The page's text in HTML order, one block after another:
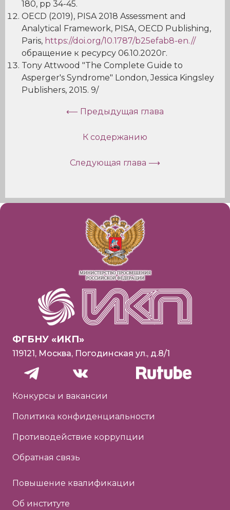
180, pp 34-45.
OECD (2019), PISA 2018 Assessment and
Analytical Framework, PISA, OECD Publishing,
Paris, https://doi.org/10.1787/b25efab8-en.//
обращение к ресурсу 06.10.2020г.
Tony Attwood "The Complete Guide to
Asperger's Syndrome" London, Jessica Kingsley
Publishers, 2015. 9/
⟵ Предыдущая глава
К содержанию
Следующая глава ⟶
ФГБНУ «ИКП»
119121, Москва, Погодинская ул., д.8/1
Конкурсы и вакансии
Политика конфиденциальности
Противодействие коррупции
Обратная связь
Повышение квалификации
Об институте